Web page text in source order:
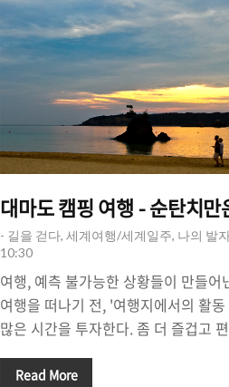
대마도 캠핑
- 길을 걷다, 세계여행/세계일주, 나의 발
10:30
여행, 예측 불가능한 상황들이 만들어
여행을 떠나기 전, '여행지에서의 활
많은 시간을 투자한다. 좀 더 즐겁고
체만으로도 만족감과 즐거움을 준다.
Read More